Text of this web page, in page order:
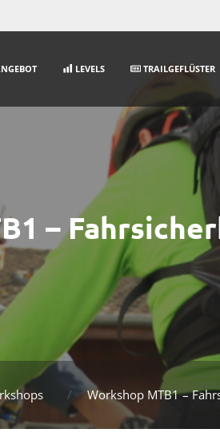
LEVELS TRAILGEFLÜSTER
–
Workshop MTB1 –